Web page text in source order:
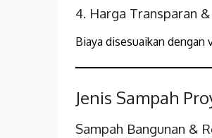
4. Harga Transparan
Biaya disesuaikan dengan
Jenis Sampah
Sampah Bangunan &